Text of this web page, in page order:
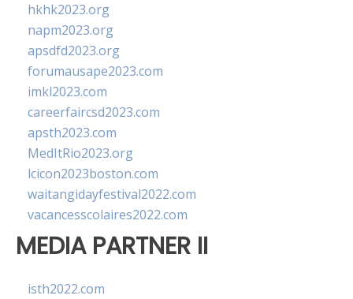
hkhk2023.org
napm2023.org
apsdfd2023.org
forumausape2023.com
imkl2023.com
careerfaircsd2023.com
apsth2023.com
MedItRio2023.org
lcicon2023boston.com
waitangidayfestival2022.com
vacancesscolaires2022.com
MEDIA PARTNER II
isth2022.com